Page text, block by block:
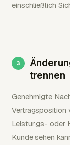
einschließlich
trennen
Genehmigte
Vertragsposition
Leistungs- oder
Kunde sehen